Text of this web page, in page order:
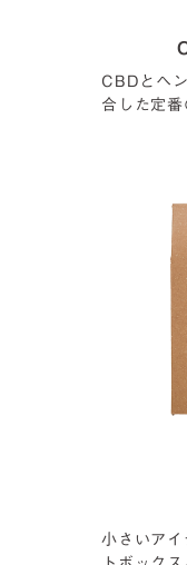
CBDとヘ
合した定
小さいアイ